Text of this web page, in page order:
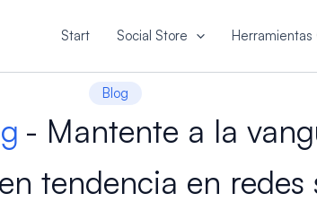
Start Social Store Herramientas
Blog
- Mantente a la
tendencia en redes